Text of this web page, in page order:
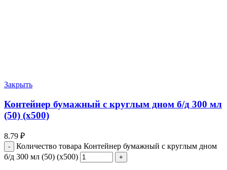
Закрыть
Контейнер бумажный с круглым дном б/д 300 мл
(50) (х500)
8.79 ₽
Количество товара Контейнер бумажный с круглым дном
б/д 300 мл (50) (х500)